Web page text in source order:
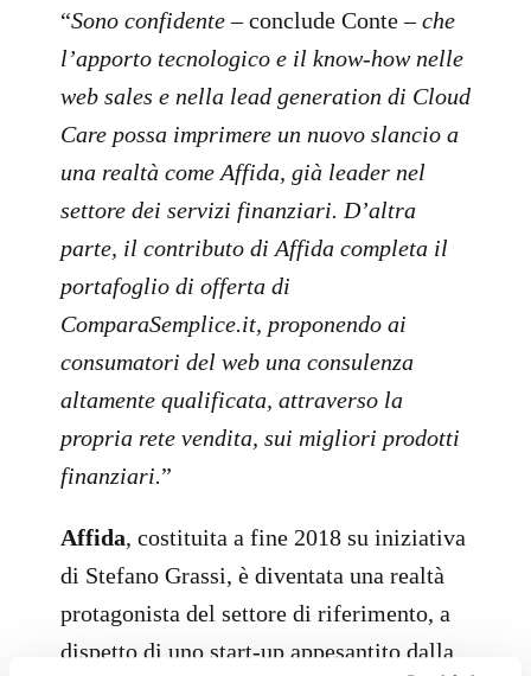
“Sono confidente– conclude Conte –che
l’apporto tecnologico e il know-how nelle
web sales e nella lead generation di Cloud
Care possa imprimere un nuovo slancio a
una realtà come Affida, già leader nel
settore dei servizi finanziari. D’altra
parte, il contributo di Affida completa il
portafoglio di offerta di
ComparaSemplice.it, proponendo ai
consumatori del web una consulenza
altamente qualificata, attraverso la
propria rete vendita, sui migliori prodotti
finanziari.”
Affida, costituita a fine 2018 su iniziativa
di Stefano Grassi, è diventata una realtà
protagonista del settore di riferimento, a
dispetto di uno start-up appesantito dalla